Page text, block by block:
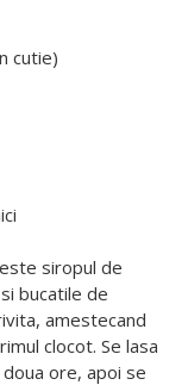
cutie)
siropul de
bucatile de
amestecand
clocot. Se lasa
ore, apoi se